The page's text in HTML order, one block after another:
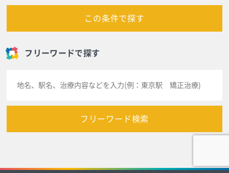
この条件で探す
フリーワードで探す
フリーワード検索